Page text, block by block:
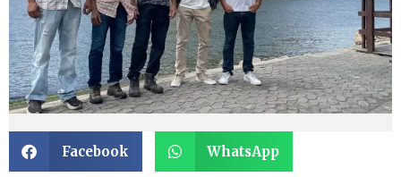
Facebook WhatsApp